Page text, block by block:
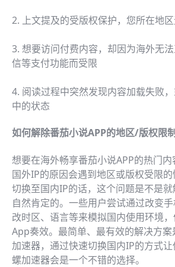
2. 上文提及的受版权保护，您所在地
3. 想要访问付费内容，却因为海外无
信等支付功能而受限
4. 阅读过程中突然发现内容加载失败
中的状态
如何解除番茄小说APP的地区/版权限制
想要在海外畅享番茄小说APP的热门
国外IP的原因会遇到地区或版权受限
切换至国内IP的话，这个问题是不是
自然肯定的。一些用户尝试通过改变
改时区、语言等来模拟国内使用环境
App奏效。最简单、最有效的解决方
加速器，通过快速切换国内IP的方式
螺加速器会是一个不错的选择。